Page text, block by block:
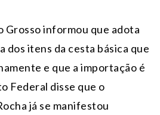
Grosso informou que adota
dos itens da cesta básica que
e que a importação é
Federal disse que o
já se manifestou